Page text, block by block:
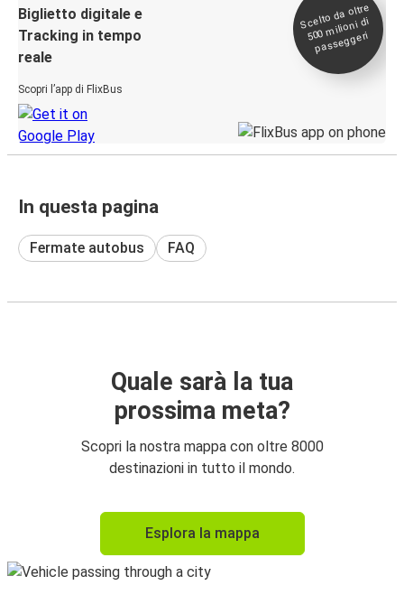
Biglietto digitale e
Tracking in tempo
reale
Scopri l’app di FlixBus
Scelto da oltre
500
milioni di
passeggeri
In questa pagina
Fermate autobus FAQ
Quale sarà la tua
prossima meta?
Scopri la nostra mappa con oltre 8000
destinazioni in tutto il mondo.
Esplora la mappa